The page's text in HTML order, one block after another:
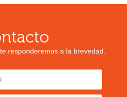
responderemos a la brevedad.